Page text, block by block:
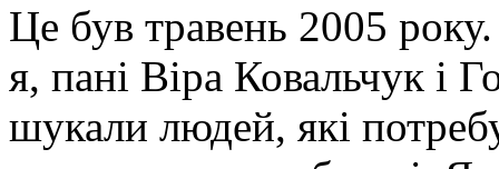
Це був травень 2005
я, пані Віра Ковальчук і
шукали людей, які